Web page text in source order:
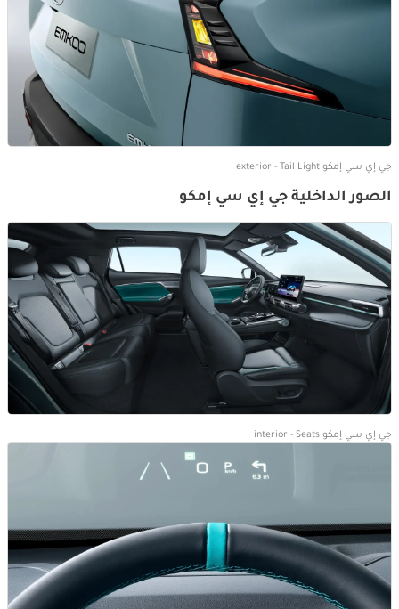
جي إي سي إمكو exterior - Tail Light
الصور الداخلية جي إي سي إمكو
جي إي سي إمكو interior - Seats